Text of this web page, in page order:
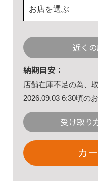
お店を選ぶ
近く
納期目安：
店舗在庫不足の為、
2026.09.03 6:30頃の
受け取り
カ